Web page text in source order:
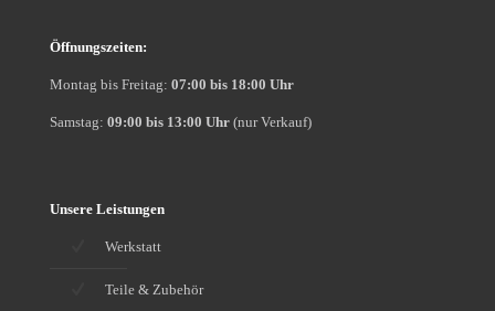
Öffnungszeiten:
Montag bis Freitag: 07:00 bis 18:00 Uhr
Samstag: 09:00 bis 13:00 Uhr (nur Verkauf)
Unsere Leistungen
Werkstatt
Teile & Zubehör